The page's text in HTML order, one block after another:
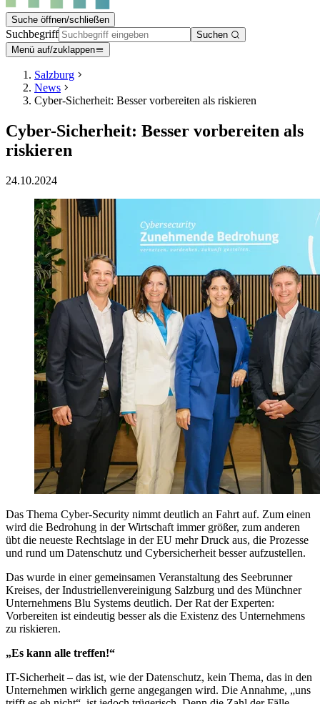
Suche öffnen/schließen
Suchbegriff
Suchen
Menü auf/zuklappen
Salzburg
News
Cyber-Sicherheit: Besser vorbereiten als riskieren
Cyber-Sicherheit: Besser vorbereiten als
riskieren
24.10.2024
Das Thema Cyber-Security nimmt deutlich an Fahrt auf. Zum einen
wird die Bedrohung in der Wirtschaft immer größer, zum anderen
übt die neueste Rechtslage in der EU mehr Druck aus, die Prozesse
und rund um Datenschutz und Cybersicherheit besser aufzustellen.
Das wurde in einer gemeinsamen Veranstaltung des Seebrunner
Kreises, der Industriellenvereinigung Salzburg und des Münchner
Unternehmens Blu Systems deutlich. Der Rat der Experten:
Vorbereiten ist eindeutig besser als die Existenz des Unternehmens
zu riskieren.
„Es kann alle treffen!“
IT-Sicherheit – das ist, wie der Datenschutz, kein Thema, das in den
Unternehmen wirklich gerne angegangen wird. Die Annahme, „uns